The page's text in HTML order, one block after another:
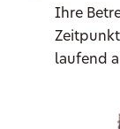
Ihre
laufend